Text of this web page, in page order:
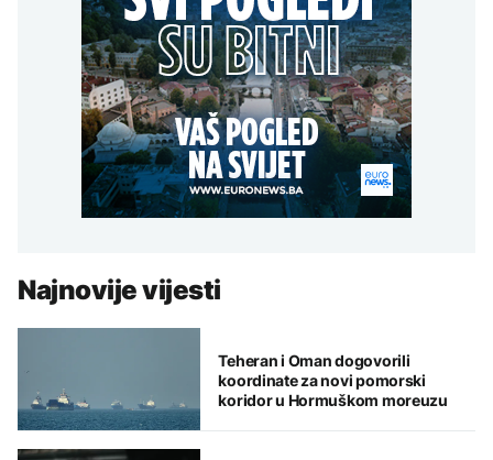
Najnovije vijesti
Teheran i Oman dogovorili
koordinate za novi pomorski
koridor u Hormuškom moreuzu